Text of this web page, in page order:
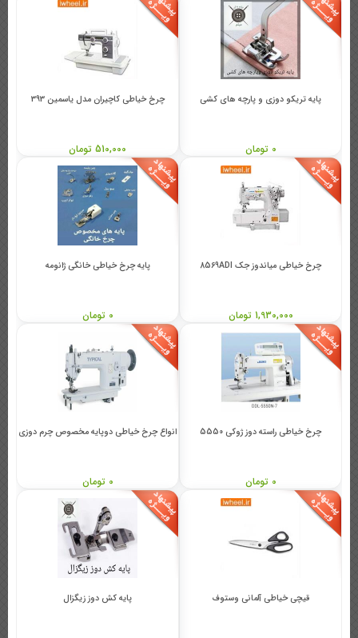
پایه تریکو دوزی و پارچه های کشی
0 تومان
چرخ خیاطی کاچیران مدل یاسمین 393
510,000 تومان
چرخ خیاطی میاندوز جک 8569ADI
1,930,000 تومان
پایه چرخ خیاطی خانگی ژانومه
0 تومان
چرخ خیاطی راسته دوز ژوکی 5550
0 تومان
انواع چرخ خیاطی دوپایه مخصوص چرم دوزی
0 تومان
قیچی خیاطی آلمانی وستوف پایه کش دوز زیگزال